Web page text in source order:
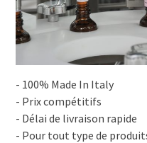
- 100% Made In Italy
- Prix compétitifs
- Délai de livraison rapide
- Pour tout type de